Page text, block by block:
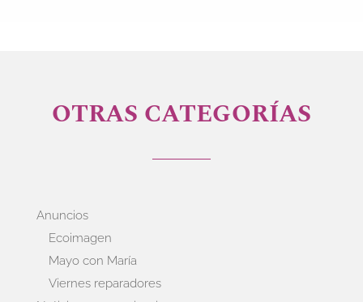
OTRAS CATEGORÍAS
Anuncios
Ecoimagen
Mayo con María
Viernes reparadores